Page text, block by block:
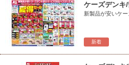
新着
ケーズデンキ
新製品が安いケ